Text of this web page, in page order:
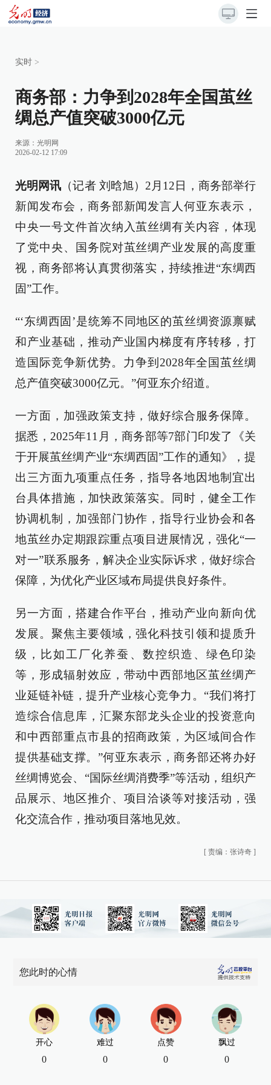
实时 >
商务部：力争到2028年全国茧丝
绸总产值突破3000亿元
来源： 光明网
2026-02-12 17:09
光明网讯 （记者 刘晗旭）2月12日，商务部举行
新闻发布会，商务部新闻发言人何亚东表示，
中央一号文件首次纳入茧丝绸有关内容，体现
了党中央、国务院对茧丝绸产业发展的高度重
视，商务部将认真贯彻落实，持续推进“东绸西
固”工作。
“‘东绸西固’是统筹不同地区的茧丝绸资源禀赋
和产业基础，推动产业国内梯度有序转移，打
造国际竞争新优势。力争到2028年全国茧丝绸
总产值突破3000亿元。”何亚东介绍道。
一方面，加强政策支持，做好综合服务保障。
据悉，2025年11月，商务部等7部门印发了《关
于开展茧丝绸产业“东绸西固”工作的通知》，提
出三方面九项重点任务，指导各地因地制宜出
台具体措施，加快政策落实。同时，健全工作
协调机制，加强部门协作，指导行业协会和各
地茧丝办定期跟踪重点项目进展情况，强化“一
对一”联系服务，解决企业实际诉求，做好综合
保障，为优化产业区域布局提供良好条件。
另一方面，搭建合作平台，推动产业向新向优
发展。聚焦主要领域，强化科技引领和提质升
级，比如工厂化养蚕、数控织造、绿色印染
等，形成辐射效应，带动中西部地区茧丝绸产
业延链补链，提升产业核心竞争力。“我们将打
造综合信息库，汇聚东部龙头企业的投资意向
和中西部重点市县的招商政策，为区域间合作
提供基础支撑。”何亚东表示，商务部还将办好
丝绸博览会、“国际丝绸消费季”等活动，组织产
品展示、地区推介、项目洽谈等对接活动，强
化交流合作，推动项目落地见效。
[ 责编：张诗奇 ]
您此时的心情
开心
0
难过
0
点赞
0
飘过
0